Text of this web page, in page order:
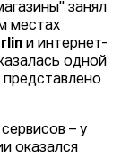
занял
местах
и интернет-
одной
– у
оказался